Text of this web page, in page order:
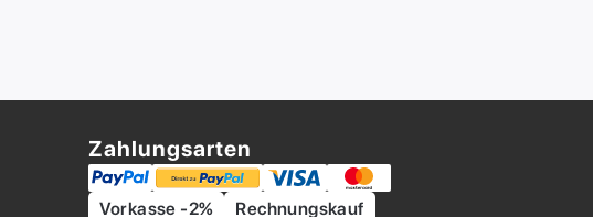
Zahlungsarten
Vorkasse -2%
Rechnungskauf